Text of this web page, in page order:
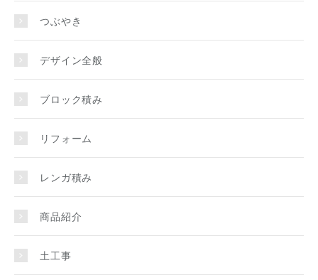
つぶやき
デザイン全般
ブロック積み
リフォーム
レンガ積み
商品紹介
土工事